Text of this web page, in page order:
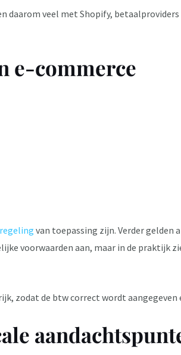
daarom veel met Shopify,
e-commerce
van toepassing zijn. Verder gelden
voorwaarden aan, maar in de praktijk
zodat de btw correct wordt aangegeven